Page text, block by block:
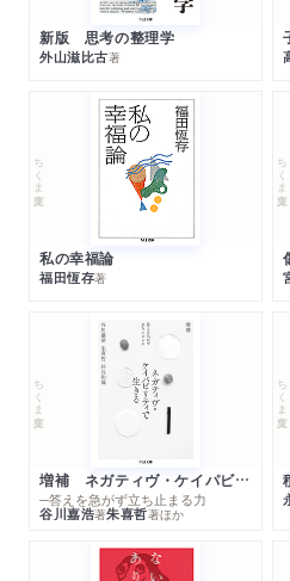
新版 思考の整理学
外山滋比古著
ちくま文庫
私の幸福論
福田恆存著
ちくま文庫
ちくま文庫
増補 ネガティヴ・ケイパビリティで生きる
─答えを急がず立ち止まる力
谷川嘉浩著朱喜哲著ほか
ちくま文庫